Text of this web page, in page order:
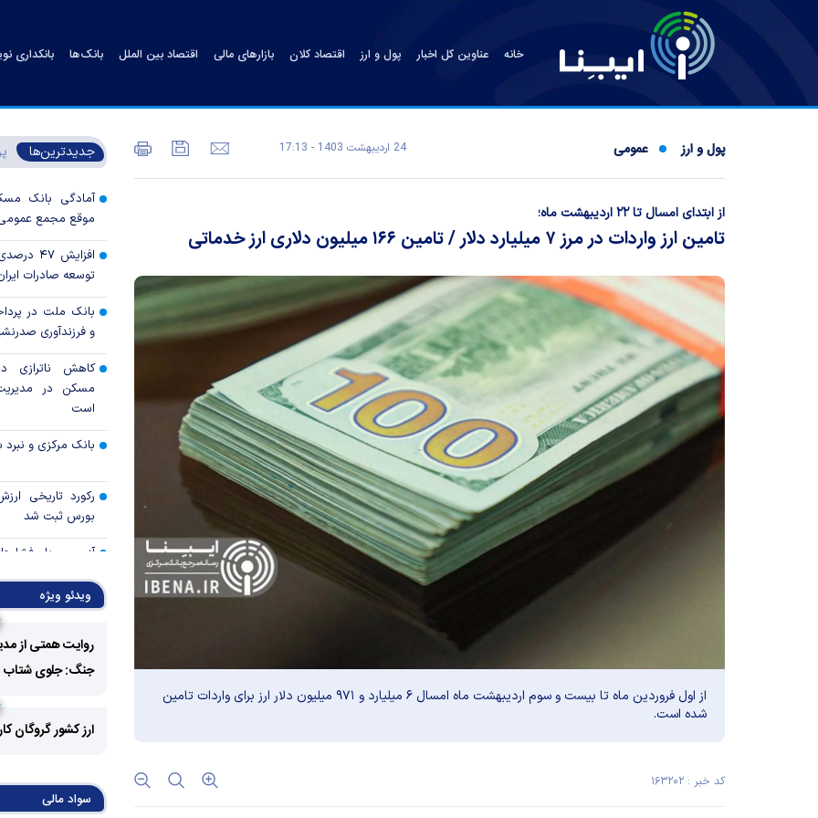
خانه عناوین کل اخبار پول و ارز اقتصاد کلان بازارهای مالی اقتصاد بین الملل بانک‌ها بانکداری
پول و ارز عمومی 24 ارديبهشت 1403 - 17:13
از ابتدای امسال تا ۲۲ اردیبهشت ماه؛
تامین ارز واردات در مرز ۷ میلیارد دلار / تامین ۱۶۶ میلیون دلاری ارز خدماتی
از اول فروردین ماه تا بیست و سوم اردیبهشت ماه امسال ۶ میلیارد و ۹۷۱ میلیون دلار ارز برای واردات تامین
شده است.
کد خبر : ۱۶۳۲۰۲
جدیدترین‌ها
آمادگی بانک
موقع مجمع عمومی
افزایش
توسعه صادرات
بانک ملت در
و فرزندآوری
کاهش ناترازی
مسکن در
است
بانک مرکزی و نبرد
رکورد تاریخی
بورس ثبت شد
آزمون مهار
آیا حباب
میان‌دوره‌ای
هوش مصنوعی؛
ناکارآمدی
اقتصاد کوچک‌شده
عبور کرد
ویدئو ویژه
روایت همتی از
جنگ: جلوی شتاب
ارز کشور گروگان
سواد مالی